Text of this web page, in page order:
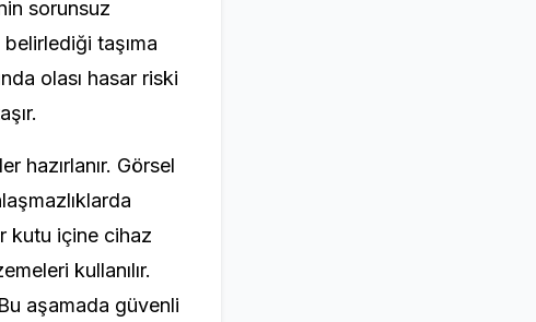
sorunsuz
taşıma
olası hasar riski
hazırlanır. Görsel
kutu içine cihaz
kullanılır.
Bu aşamada güvenli